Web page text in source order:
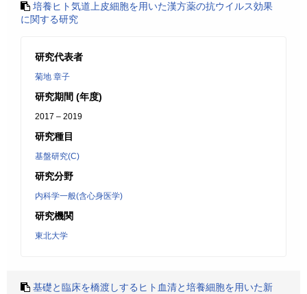
培養ヒト気道上皮細胞を用いた漢方薬の抗ウイルス効果
に関する研究
研究代表者
菊地 章子
研究期間 (年度)
2017 – 2019
研究種目
基盤研究(C)
研究分野
内科学一般(含心身医学)
研究機関
東北大学
基礎と臨床を橋渡しするヒト血清と培養細胞を用いた新